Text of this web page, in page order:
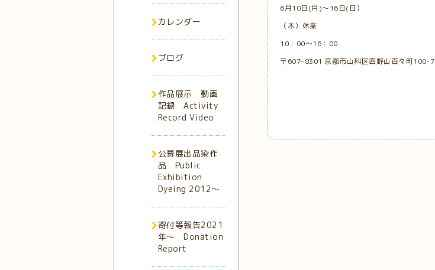
6月10日(月)〜16日(日）
（木）休業
10：00～16：00
〒607-8301 京都市山科区西野山百々町100-7
カレンダー
ブログ
作品展示 動画
記録 Activity
Record Video
公募展出品染作
品 Public
Exhibition
Dyeing 2012～
寄付等報告2021
年〜 Donation
Report